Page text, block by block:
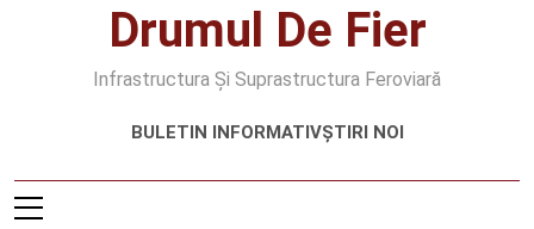
Drumul De Fier
Infrastructura Și Suprastructura Feroviară
BULETIN INFORMATIVȘTIRI NOI